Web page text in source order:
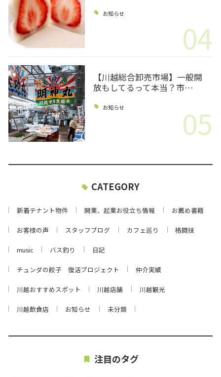
お知らせ
04
【川越総合卸売市場】一般開
放もしてるって本当？市…
お知らせ 05
CATEGORY
新着テナント物件 開業、起業お役立ち情報 お薦め書籍
お客様の声 スタッフブログ カフェ巡り 格闘技
music バス釣り 日記
チュンダの餃子 復活プロジェクト 仲介実績
川越おすすめスポット 川越店舗 川越観光
川越飲食店 お知らせ 未分類
注目のタグ